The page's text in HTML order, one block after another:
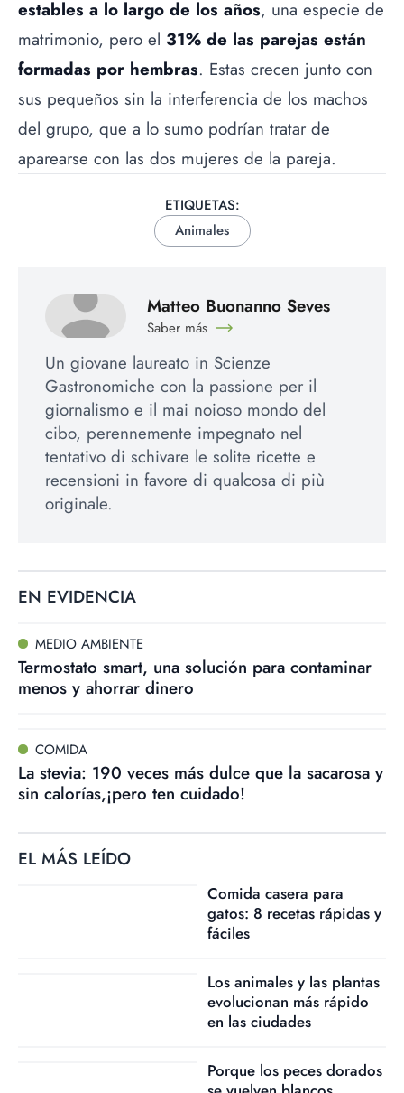
estables a lo largo de los años, una especie de
matrimonio, pero el 31% de las parejas están
formadas por hembras. Estas crecen junto con
sus pequeños sin la interferencia de los machos
del grupo, que a lo sumo podrían tratar de
aparearse con las dos mujeres de la pareja.
ETIQUETAS:
Animales
Matteo Buonanno Seves
Saber más
Un giovane laureato in Scienze
Gastronomiche con la passione per il
giornalismo e il mai noioso mondo del
cibo, perennemente impegnato nel
tentativo di schivare le solite ricette e
recensioni in favore di qualcosa di più
originale.
EN EVIDENCIA
MEDIO AMBIENTE
Termostato smart, una solución para contaminar
menos y ahorrar dinero
COMIDA
La stevia: 190 veces más dulce que la sacarosa y
sin calorías,¡pero ten cuidado!
EL MÁS LEÍDO
Comida casera para
gatos: 8 recetas rápidas y
fáciles
Los animales y las plantas
evolucionan más rápido
en las ciudades
Porque los peces dorados